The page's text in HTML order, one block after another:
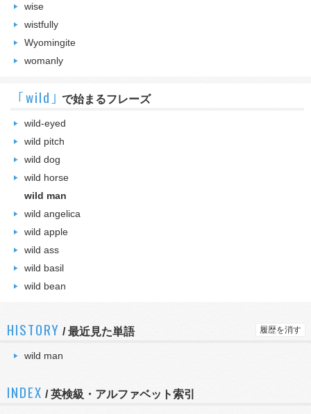
wise
wistfully
Wyomingite
womanly
｢wild｣ で始まるフレーズ
wild-eyed
wild pitch
wild dog
wild horse
wild man
wild angelica
wild apple
wild ass
wild basil
wild bean
HISTORY /最近見た単語 履歴を消す
wild man
INDEX / 英検級・アルファベット索引